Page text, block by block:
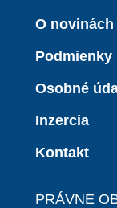
O novinách
Podmienky
Osobné
Inzercia
Kontakt
PRÁVNE